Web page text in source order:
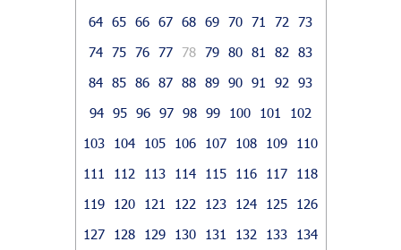
64 65 66 67 68 69 70 71 72
73
74 75 76 77 78 79 80 81 82
83
84 85 86 87 88 89 90 91 92
93
94 95 96 97 98 99 100 101
102
103
104 105 106 107 108 109
110
111
112 113 114 115 116 117
118
119
120 121 122 123 124 125
126
127
128 129 130 131 132 133
134